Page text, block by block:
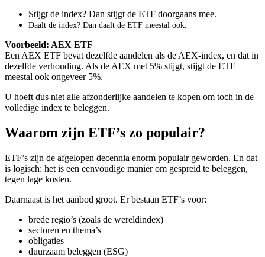
Stijgt de index? Dan stijgt de ETF doorgaans mee.
Daalt de index? Dan daalt de ETF meestal ook.
Voorbeeld: AEX ETF
Een AEX ETF bevat dezelfde aandelen als de AEX-index, en dat in
dezelfde verhouding. Als de AEX met 5% stijgt, stijgt de ETF
meestal ook ongeveer 5%.
U hoeft dus niet alle afzonderlijke aandelen te kopen om toch in de
volledige index te beleggen.
Waarom zijn ETF’s zo populair?
ETF’s zijn de afgelopen decennia enorm populair geworden. En dat
is logisch: het is een eenvoudige manier om gespreid te beleggen,
tegen lage kosten.
Daarnaast is het aanbod groot. Er bestaan ETF’s voor:
brede regio’s (zoals de wereldindex)
sectoren en thema’s
obligaties
duurzaam beleggen (ESG)